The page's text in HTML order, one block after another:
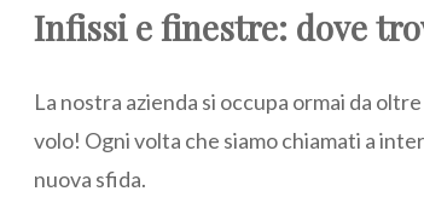
Infissi e finestre: dove
La nostra azienda si occupa ormai da
volo! Ogni volta che siamo chiamati a
nuova sfida.